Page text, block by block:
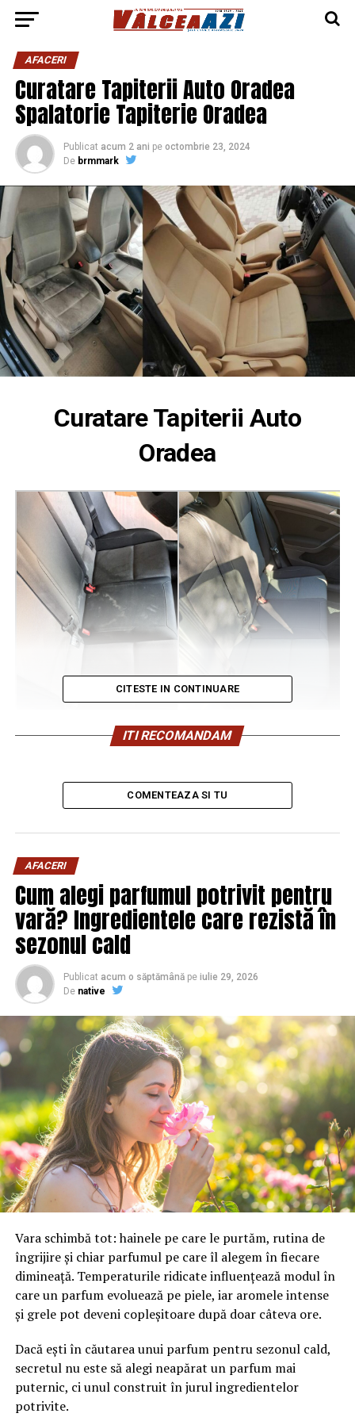
AFACERI
Curatare Tapiterii Auto Oradea
Spalatorie Tapiterie Oradea
Publicat acum 2 ani pe octombrie 23, 2024
De brmmark
Curatare Tapiterii Auto
Oradea
De ce să alegi Clean-Spot
auto?
Într-o lume în care igiena și confortul sunt
esențiale, Clean-Spot se remarcă ca
soluția ideală pentru
auto Oradea . Cu o echipă dedicată și
produse de calitate, garantăm o
experiență de curățare impecabilă.
Servicii complete:Curatat
spalat tapiterii Oradea
CITESTE IN CONTINUARE
ITI RECOMANDAM
COMENTEAZA SI TU
AFACERI
Cum alegi parfumul potrivit pentru
vară? Ingredientele care rezistă în
sezonul cald
Publicat acum o săptămână pe iulie 29, 2026
De native
Vara schimbă tot: hainele pe care le purtăm, rutina de
îngrijire și chiar parfumul pe care îl alegem în fiecare
dimineață. Temperaturile ridicate influențează modul în
care un parfum evoluează pe piele, iar aromele intense
și grele pot deveni copleșitoare după doar câteva ore.
Dacă ești în căutarea unui parfum pentru sezonul cald,
secretul nu este să alegi neapărat un parfum mai
puternic, ci unul construit în jurul ingredientelor
potrivite.